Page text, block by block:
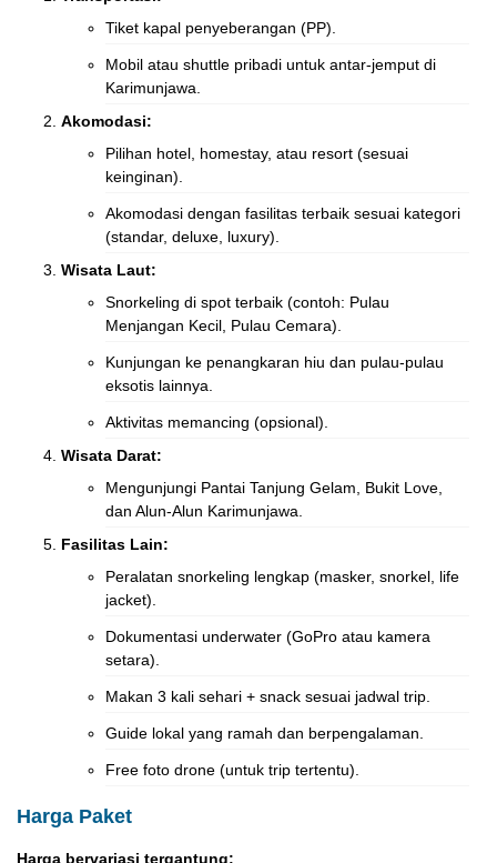
Tiket kapal penyeberangan (PP).
Mobil atau shuttle pribadi untuk antar-jemput di
Karimunjawa.
Akomodasi:
Pilihan hotel, homestay, atau resort (sesuai
keinginan).
Akomodasi dengan fasilitas terbaik sesuai kategori
(standar, deluxe, luxury).
Wisata Laut:
Snorkeling di spot terbaik (contoh: Pulau
Menjangan Kecil, Pulau Cemara).
Kunjungan ke penangkaran hiu dan pulau-pulau
eksotis lainnya.
Aktivitas memancing (opsional).
Wisata Darat:
Mengunjungi Pantai Tanjung Gelam, Bukit Love,
dan Alun-Alun Karimunjawa.
Fasilitas Lain:
Peralatan snorkeling lengkap (masker, snorkel, life
jacket).
Dokumentasi underwater (GoPro atau kamera
setara).
Makan 3 kali sehari + snack sesuai jadwal trip.
Guide lokal yang ramah dan berpengalaman.
Free foto drone (untuk trip tertentu).
Harga Paket
Harga bervariasi tergantung: